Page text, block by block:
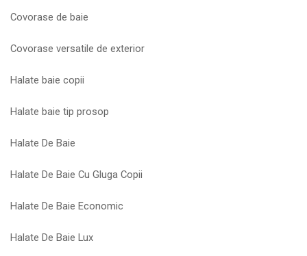
Covorase de baie
Covorase versatile de exterior
Halate baie copii
Halate baie tip prosop
Halate De Baie
Halate De Baie Cu Gluga Copii
Halate De Baie Economic
Halate De Baie Lux